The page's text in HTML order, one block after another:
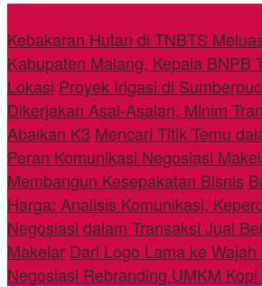
Kebakaran Hutan di TNBTS
Kabupaten Malang, Kepala BNPB
Lokasi Proyek Irigasi di
Dikerjakan Asal-Asalan, Minim
Abaikan K3 Mencari Titik Temu
Peran Komunikasi Negosiasi
Membangun Kesepakatan Bisnis
Harga: Analisis Komunikasi,
Negosiasi dalam Transaksi Jual
Makelar Dari Logo Lama ke
Negosiasi Rebranding UMKM